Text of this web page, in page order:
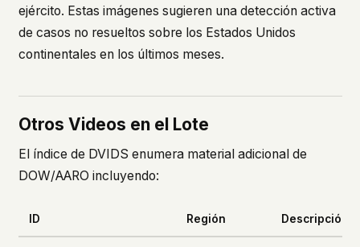
ejército. Estas imágenes sugieren una detección activa
de casos no resueltos sobre los Estados Unidos
continentales en los últimos meses.
Otros Videos en el Lote
El índice de DVIDS enumera material adicional de
DOW/AARO incluyendo:
ID Región Descripción